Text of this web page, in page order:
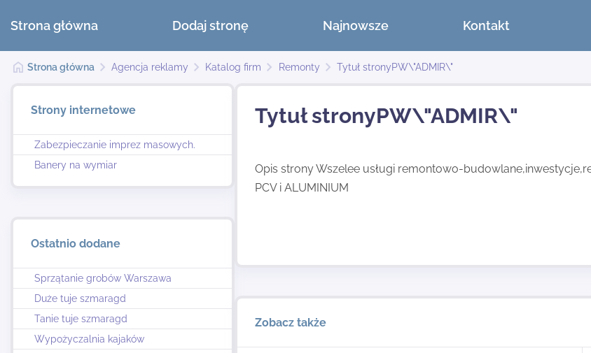
Strona główna Dodaj stronę Najnowsze Kontakt
Strona główna Agencja reklamy Katalog firm Remonty Tytuł stronyPW\"ADMIR\"
Strony internetowe
Zabezpieczanie imprez masowych.
Banery na wymiar
Ostatnio dodane
Sprzątanie grobów Warszawa
Duże tuje szmaragd
Tanie tuje szmaragd
Wypożyczalnia kajaków
Tytuł stronyPW\"ADMIR\"
Opis strony Wszelee usługi remontowo-
PCV i ALUMINIUM
Zobacz także